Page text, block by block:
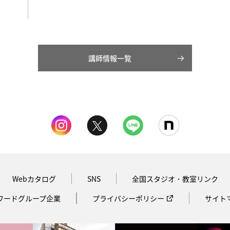
講師情報一覧
Webカタログ SNS
全国スタジオ・教室リンク
ードグループ企業
プライバシーポリシー サイト